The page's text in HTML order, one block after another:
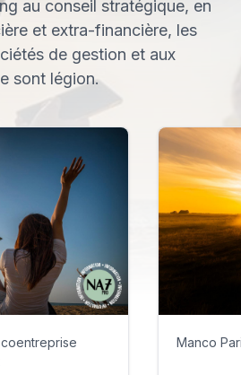
au conseil stratégique, en
et extra-financière, les
de gestion et aux
sont légion.
Manco